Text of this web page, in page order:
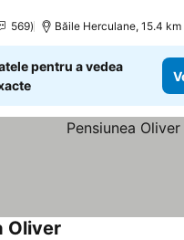
569 Băile Herculane, 15.4
pentru a vedea
Oliver